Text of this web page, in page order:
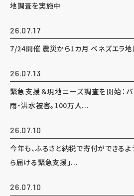
地調査を実施中
26.07.17
7/24開催 震災から1カ月 ベネズエラ
26.07.13
緊急支援＆現地ニーズ調査を開始：
雨・洪水被害。100万人...
26.07.10
今年も、ふるさと納税で寄付ができる
ら届ける緊急支援」...
26.07.10